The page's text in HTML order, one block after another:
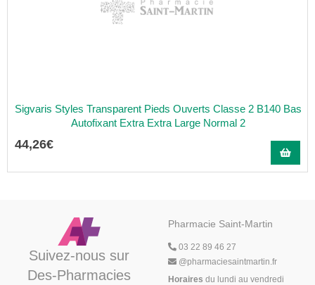
Sigvaris Styles Transparent Pieds Ouverts Classe 2 B140 Bas
Autofixant Extra Extra Large Normal 2
44,26€
Suivez-nous sur
Des-Pharmacies
Pharmacie Saint-Martin
03 22 89 46 27
@pharmaciesaintmartin.fr
Horaires du lundi au vendredi